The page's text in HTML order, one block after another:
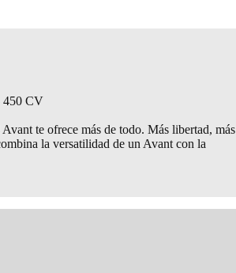
450 CV
te ofrece más de todo. Más libertad, más
la versatilidad de un Avant con la